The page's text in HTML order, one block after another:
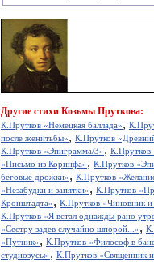
Другие стихи Козьмы Пруткова:
К.Прутков «Немецкая баллада»,
после женитьбы», К.Прутков
К.Прутков «Эпиграмма/3», К.Прутков
«Письмо из Коринфа», К.Прутков
беговые дрожки», К.Прутков
«Незабудки и запятки», К.Прутков
Кронштадта», К.Прутков «Чиновник и
К.Прутков «Я встал однажды рано
«Сестру задев случайно шпорой...»,
«Путник», К.Прутков «Философ в
студиозусы», К.Прутков «Священник